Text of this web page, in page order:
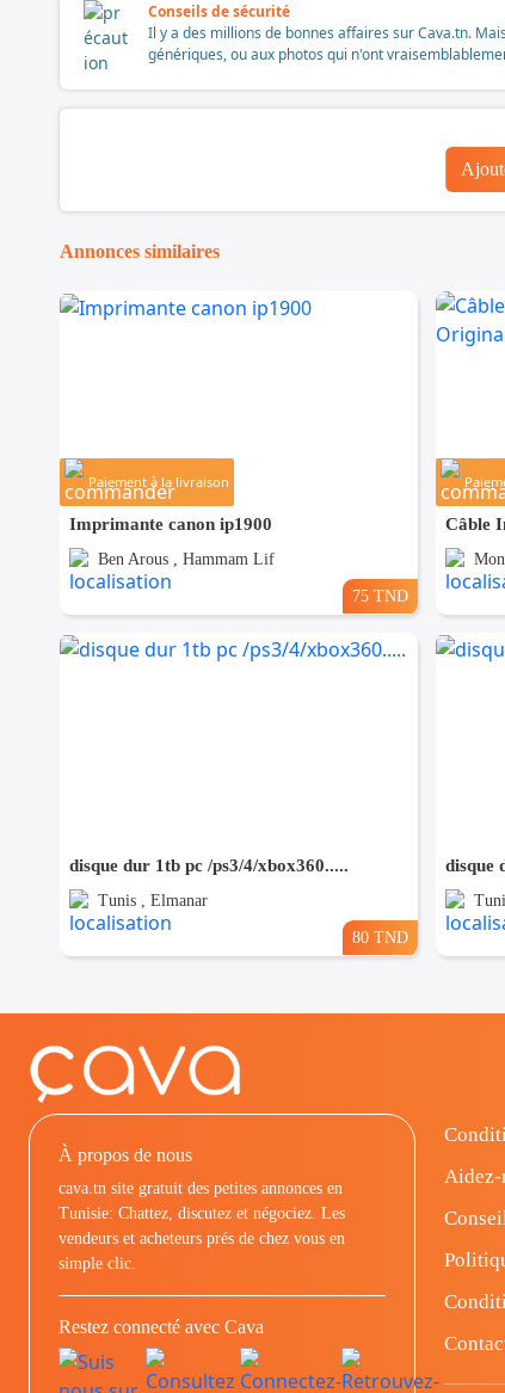
Conseils de sécurité
Il y a des millions de bonnes affaires sur Cava.tn.
génériques, ou aux photos qui n'ont
Annonces similaires
Paiement à la livraison
Imprimante canon ip1900
Ben Arous , Hammam Lif
75 TND
disque dur 1tb pc /ps3/4/xbox360.....
Tunis , Elmanar
80 TND
disque
À propos de nous
cava.tn site gratuit des petites annonces en
Tunisie: Chattez, discutez et négociez. Les
vendeurs et acheteurs prés de chez vous en
simple clic.
Restez connecté avec Cava